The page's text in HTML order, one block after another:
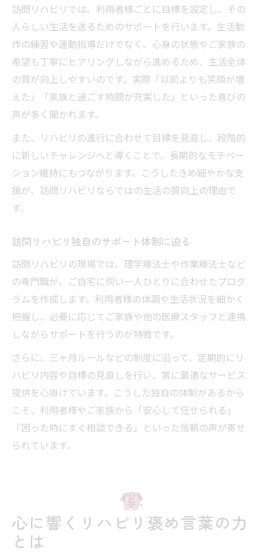
訪問リハビリでは、利用者様ごとに目標を設定し、その
人らしい生活を送るためのサポートを行います。生活動
作の練習や運動指導だけでなく、心身の状態やご家族の
希望も丁寧にヒアリングしながら進めるため、生活全体
の質が向上しやすいのです。実際「以前よりも笑顔が増
えた」「家族と過ごす時間が充実した」といった喜びの
声が多く聞かれます。
また、リハビリの進行に合わせて目標を見直し、段階的
に新しいチャレンジへと導くことで、長期的なモチベー
ション維持にもつながります。こうしたきめ細やかな支
援が、訪問リハビリならではの生活の質向上の理由で
す。
訪問リハビリ独自のサポート体制に迫る
訪問リハビリの現場では、理学療法士や作業療法士など
の専門職が、ご自宅に伺い一人ひとりに合わせたプログ
ラムを作成します。利用者様の体調や生活状況を細かく
把握し、必要に応じてご家族や他の医療スタッフと連携
しながらサポートを行うのが特徴です。
さらに、三ヶ月ルールなどの制度に沿って、定期的にリ
ハビリ内容や目標の見直しを行い、常に最適なサービス
提供を心掛けています。こうした独自の体制があるから
こそ、利用者様やご家族から「安心して任せられる」
「困った時にすぐ相談できる」といった信頼の声が寄せ
られています。
心に響くリハビリ褒め言葉の力
とは